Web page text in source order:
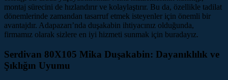
montaj sürecini de hızlandırır ve kolaylaştırır. Bu da, özellikle tadilat
dönemlerinde zamandan tasarruf etmek isteyenler için önemli bir
avantajdır. Adapazarı’nda duşakabin ihtiyacınız olduğunda,
firmamız olarak sizlere en iyi hizmeti sunmak için buradayız.
Serdivan 80X105 Mika Duşakabin: Dayanıklılık ve
Şıklığın Uyumu